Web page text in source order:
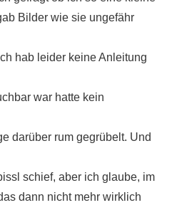
Bilder wie sie ungefähr
hab leider keine Anleitung
war hatte kein
darüber rum gegrübelt. Und
schief, aber ich glaube, im
dann nicht mehr wirklich